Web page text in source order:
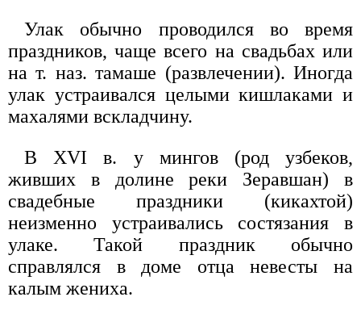
Улак обычно проводился во время
праздников, чаще всего на свадьбах или
на т. наз. тамаше (развлечении). Иногда
улак устраивался целыми кишлаками и
махалями вскладчину.
В XVI в. у мингов (род узбеков,
живших в долине реки Зеравшан) в
свадебные праздники (кикахтой)
неизменно устраивались состязания в
улаке. Такой праздник обычно
справлялся в доме отца невесты на
калым жениха.